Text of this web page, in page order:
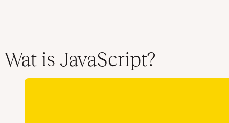
Wat is JavaScript?